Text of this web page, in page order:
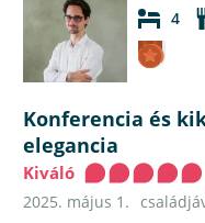
4
Konferencia és
elegancia
Kiváló
2025. május 1.